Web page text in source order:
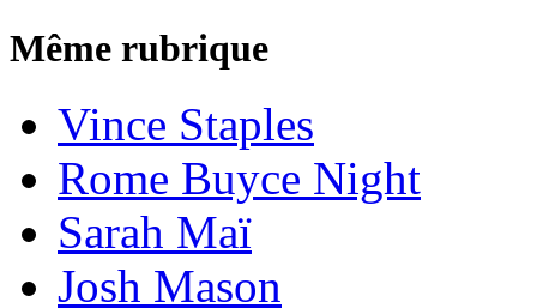
Même rubrique
Vince Staples
Rome Buyce Night
Sarah Maï
Josh Mason